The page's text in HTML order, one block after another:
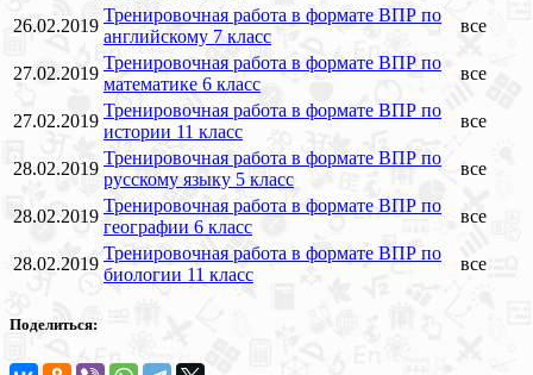
26.02.2019
Тренировочная работа в формате ВПР по
английскому 7 класс
все
27.02.2019
Тренировочная работа в формате ВПР по
математике 6 класс
все
27.02.2019
Тренировочная работа в формате ВПР по
истории 11 класс
все
28.02.2019
Тренировочная работа в формате ВПР по
русскому языку 5 класс
все
28.02.2019
Тренировочная работа в формате ВПР по
географии 6 класс
все
28.02.2019
Тренировочная работа в формате ВПР по
биологии 11 класс
все
Поделиться: